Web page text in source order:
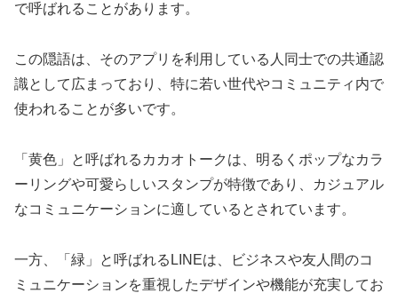
で呼ばれることがあります。
この隠語は、そのアプリを利用している人同士での共通認
識として広まっており、特に若い世代やコミュニティ内で
使われることが多いです。
「黄色」と呼ばれるカカオトークは、明るくポップなカラ
ーリングや可愛らしいスタンプが特徴であり、カジュアル
なコミュニケーションに適しているとされています。
一方、「緑」と呼ばれるLINEは、ビジネスや友人間のコ
ミュニケーションを重視したデザインや機能が充実してお